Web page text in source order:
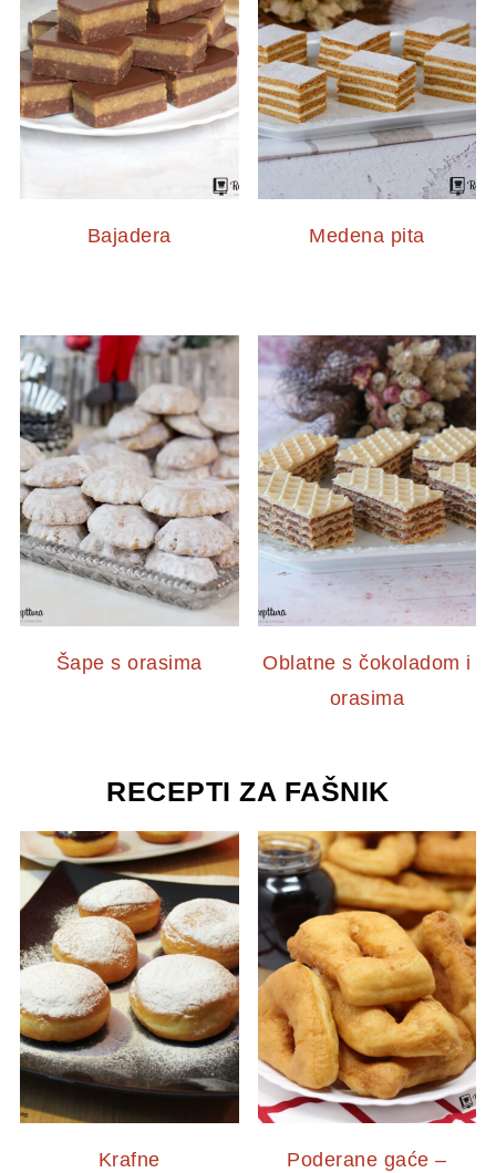
Bajadera Medena pita
Šape s orasima
Oblatne s čokoladom i
orasima
RECEPTI ZA FAŠNIK
Krafne
Poderane gaće –